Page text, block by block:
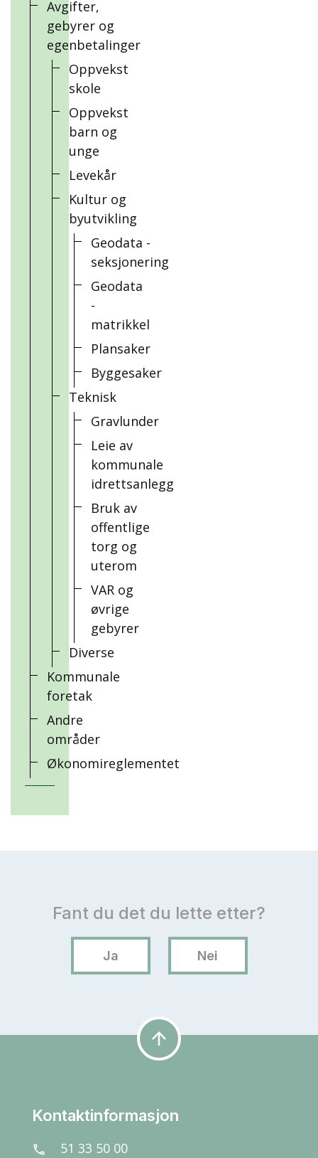
Avgifter,
gebyrer og
egenbetalinger
Oppvekst
skole
Oppvekst
barn og
unge
Levekår
Kultur og
byutvikling
Geodata -
seksjonering
Geodata
-
matrikkel
Plansaker
Byggesaker
Teknisk
Gravlunder
Leie av
kommunale
idrettsanlegg
Bruk av
offentlige
torg og
uterom
VAR og
øvrige
gebyrer
Diverse
Kommunale
foretak
Andre
områder
Økonomireglementet
arrow_upward
Kontaktinformasjon
call 51 33 50 00